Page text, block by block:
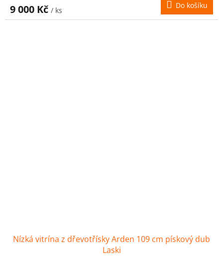
9 000 Kč / ks
Do košíku
Nízká vitrína z dřevotřísky Arden 109 cm pískový dub
Laski